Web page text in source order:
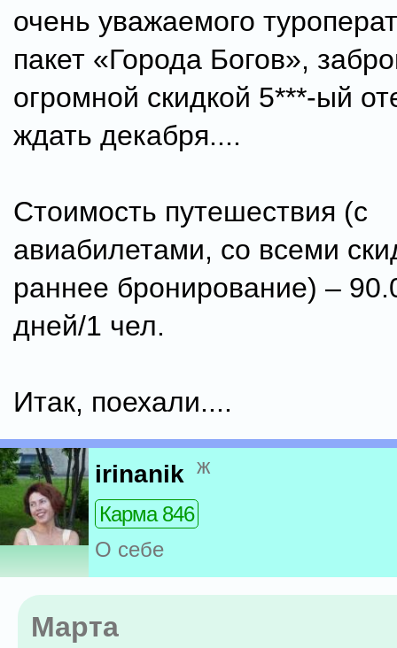
очень уважаемого
пакет «Города Богов»,
огромной скидкой 5***-ый
ждать декабря....
Стоимость путешествия (с
авиабилетами, со всеми
раннее бронирование) –
дней/1 чел.
Итак, поехали....
irinanik ж
Карма 846
О себе
Марта